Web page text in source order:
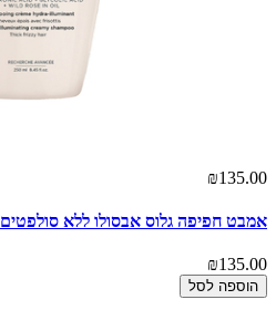
₪135.00
אמבט חפיפה גלוס אבסולו ללא סולפטים Crème Hydra-Glaze
₪135.00
הוספה לסל